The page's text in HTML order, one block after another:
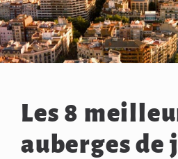
Les 8
auberges de